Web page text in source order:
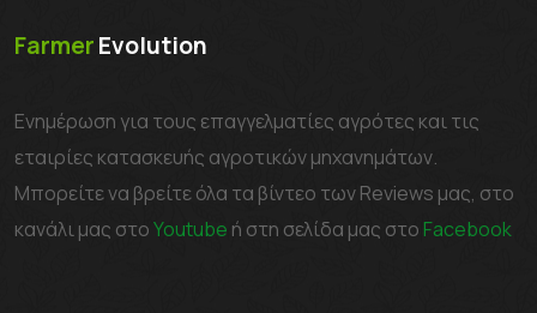
FarmerEvolution
Ενημέρωση για τους επαγγελματίες αγρότες και τις
εταιρίες κατασκευής αγροτικών μηχανημάτων.
Μπορείτε να βρείτε όλα τα βίντεο των Reviews μας, στο
κανάλι μας στοYoutube ή στη σελίδα μας στοFacebook